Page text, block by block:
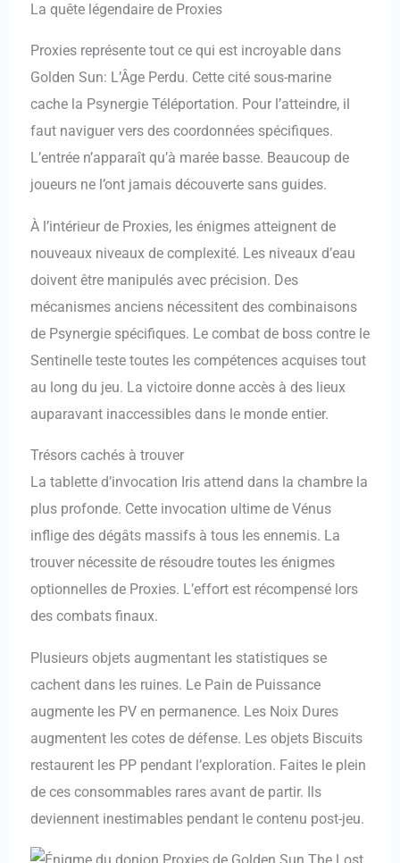
La quête légendaire de Proxies
Proxies représente tout ce qui est incroyable dans
Golden Sun: L’Âge Perdu. Cette cité sous-marine
cache la Psynergie Téléportation. Pour l’atteindre, il
faut naviguer vers des coordonnées spécifiques.
L’entrée n’apparaît qu’à marée basse. Beaucoup de
joueurs ne l’ont jamais découverte sans guides.
À l’intérieur de Proxies, les énigmes atteignent de
nouveaux niveaux de complexité. Les niveaux d’eau
doivent être manipulés avec précision. Des
mécanismes anciens nécessitent des combinaisons
de Psynergie spécifiques. Le combat de boss contre le
Sentinelle teste toutes les compétences acquises tout
au long du jeu. La victoire donne accès à des lieux
auparavant inaccessibles dans le monde entier.
Trésors cachés à trouver
La tablette d’invocation Iris attend dans la chambre la
plus profonde. Cette invocation ultime de Vénus
inflige des dégâts massifs à tous les ennemis. La
trouver nécessite de résoudre toutes les énigmes
optionnelles de Proxies. L’effort est récompensé lors
des combats finaux.
Plusieurs objets augmentant les statistiques se
cachent dans les ruines. Le Pain de Puissance
augmente les PV en permanence. Les Noix Dures
augmentent les cotes de défense. Les objets Biscuits
restaurent les PP pendant l’exploration. Faites le plein
de ces consommables rares avant de partir. Ils
deviennent inestimables pendant le contenu post-jeu.